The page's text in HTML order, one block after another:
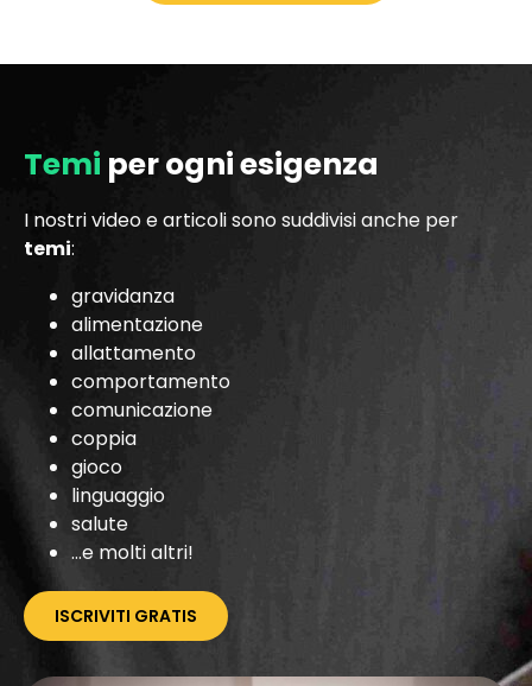
Temi per ogni esigenza
I nostri video e articoli sono suddivisi anche per
temi:
gravidanza
alimentazione
allattamento
comportamento
comunicazione
coppia
gioco
linguaggio
salute
…e molti altri!
ISCRIVITI GRATIS